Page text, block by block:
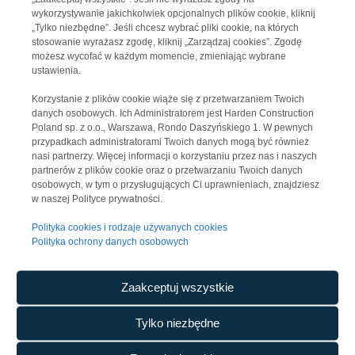
wykorzystywanie jakichkolwiek opcjonalnych plików cookie, kliknij
„Tylko niezbędne”. Jeśli chcesz wybrać pliki cookie, na których
stosowanie wyrażasz zgodę, kliknij „Zarządzaj cookies”. Zgodę
możesz wycofać w każdym momencie, zmieniając wybrane
ustawienia.
Korzystanie z plików cookie wiąże się z przetwarzaniem Twoich
danych osobowych. Ich Administratorem jest Harden Construction
Poland sp. z o.o., Warszawa, Rondo Daszyńskiego 1. W pewnych
przypadkach administratorami Twoich danych mogą być również
nasi partnerzy. Więcej informacji o korzystaniu przez nas i naszych
partnerów z plików cookie oraz o przetwarzaniu Twoich danych
osobowych, w tym o przysługujących Ci uprawnieniach, znajdziesz
w naszej Polityce prywatności.
Polityka cookies i rodzaje używanych cookies
Polityka ochrony danych osobowych
Zaakceptuj wszystkie
Tylko niezbędne
HARDEN CONSTRUCTION CZECHIA
HARDEN INDUSTRIEBAU GERMANY
WYSZUKIWANIE
Harden Construction Poland Sp. z o.o.
Rondo Daszyńskiego 1
00-843 Warszawa
Warsaw UNIT, piętro 27
Polityka ochrony danych osobowych
Telefon:+48 22 26 70 700
E-mail: biuro@harden-construction.com
527 29 39 455
REGON:38736653400000